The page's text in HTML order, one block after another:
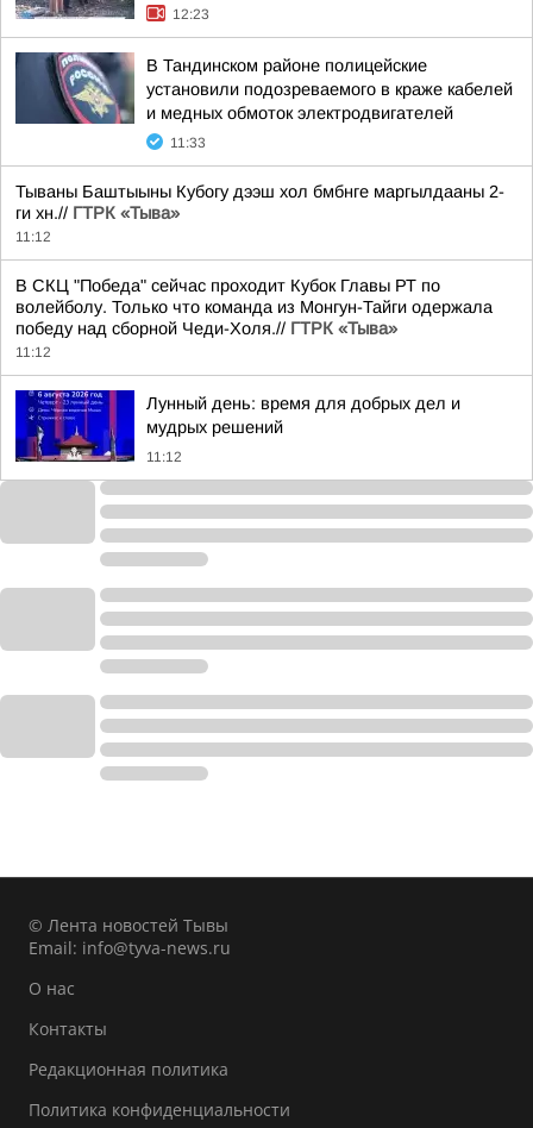
12:23
В Тандинском районе полицейские
установили подозреваемого в краже кабелей
и медных обмоток электродвигателей
11:33
Тываны Баштыыны Кубогу дээш хол бмбнге маргылдааны 2-
ги хн.// ГТРК «Тыва»
11:12
В СКЦ "Победа" сейчас проходит Кубок Главы РТ по
волейболу. Только что команда из Монгун-Тайги одержала
победу над сборной Чеди-Холя.// ГТРК «Тыва»
11:12
Лунный день: время для добрых дел и
мудрых решений
11:12
© Лента новостей Тывы
Email: info@tyva-news.ru
О нас
Контакты
Редакционная политика
Политика конфиденциальности